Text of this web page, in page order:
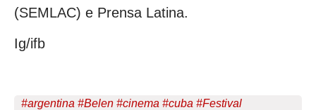
(SEMLAC) e Prensa Latina.
Ig/ifb
#argentina #Belen #cinema #cuba #Festival